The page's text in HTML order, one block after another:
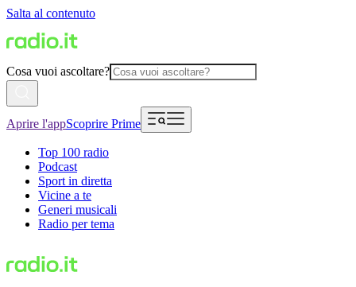
Salta al contenuto
Cosa vuoi ascoltare?
Aprire l'appScoprire Prime
Top 100 radio
Podcast
Sport in diretta
Vicine a te
Generi musicali
Radio per tema